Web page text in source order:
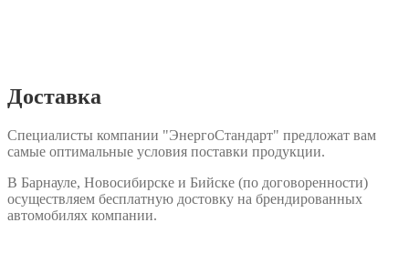
Доставка
Специалисты компании "ЭнергоСтандарт" предложат вам
самые оптимальные условия поставки продукции.
В Барнауле, Новосибирске и Бийске (по договоренности)
осуществляем бесплатную достовку на брендированных
автомобилях компании.